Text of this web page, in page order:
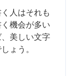
人はそれも
機会が多い
美しい文字
ょう。